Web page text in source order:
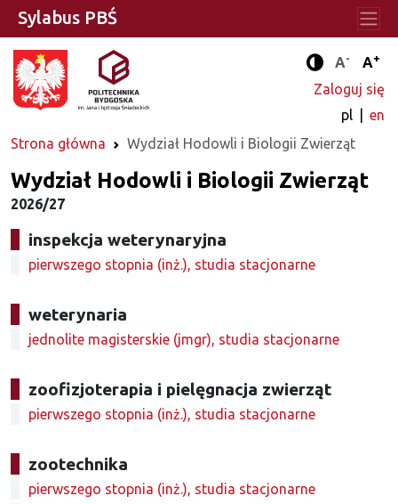
Tryb
A- A+
Zaloguj się
pl
en
Strona główna
Wydział Hodowli i Biologii Zwierząt
Sylabus PBŚ
Wydział Hodowli i Biologii Zwierząt
2026/27
inspekcja weterynaryjna
pierwszego stopnia (inż.), studia stacjonarne
weterynaria
jednolite magisterskie (jmgr), studia stacjonarne
zoofizjoterapia i pielęgnacja zwierząt
pierwszego stopnia (inż.), studia stacjonarne
zootechnika
pierwszego stopnia (inż.), studia stacjonarne